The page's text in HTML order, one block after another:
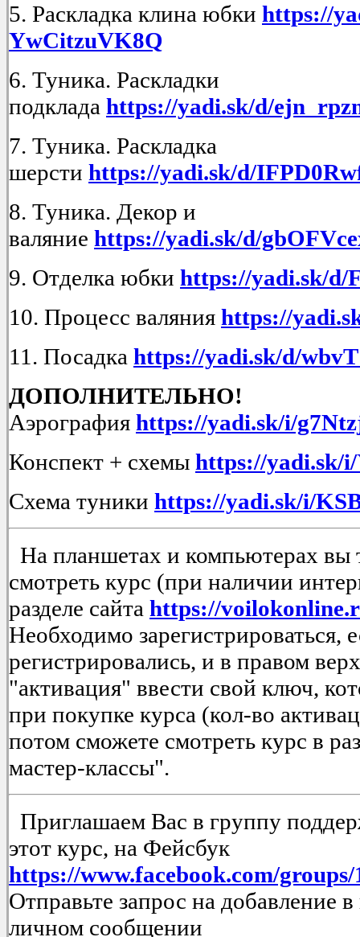
5. Раскладка клина юбки https://
YwCitzuVK8Q
6. Туника. Раскладки
подклада https://yadi.sk/d/
7. Туника. Раскладка
шерсти https://yadi.sk/d/
8. Туника. Декор и
валяние https://yadi.sk/d/
9. Отделка юбки https://yadi.sk/d/
10. Процесс валяния https://
11. Посадка https://yadi.sk/d/
ДОПОЛНИТЕЛЬНО!
Аэрография https://yadi.sk/i/
Конспект + схемы https://yadi.sk/
Схема туники https://yadi.sk/i/
На планшетах и компьютерах вы
смотреть курс (при наличии
разделе сайта https://
Необходимо зарегистрироваться,
регистрировались, и в правом
"активация" ввести свой ключ,
при покупке курса (кол-во
потом сможете смотреть курс в
мастер-классы".
Приглашаем Вас в группу
этот курс, на Фейсбук
https://www.facebook.com/groups/
Отправьте запрос на добавление
личном сообщении